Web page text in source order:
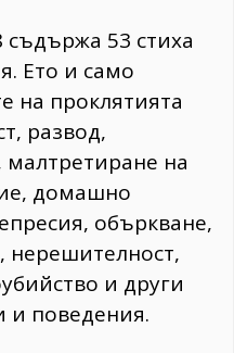
съдържа 53 стиха
Ето и само
на проклятията
развод,
малтретиране на
домашно
объркване,
нерешителност,
и други
и поведения.